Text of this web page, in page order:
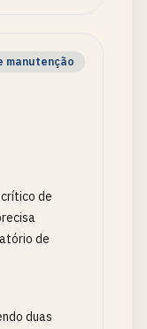
manutenção
de
de
duas